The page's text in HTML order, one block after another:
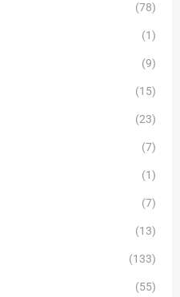
(78)
(1)
(9)
(15)
(23)
(7)
(1)
(7)
(13)
(133)
(55)